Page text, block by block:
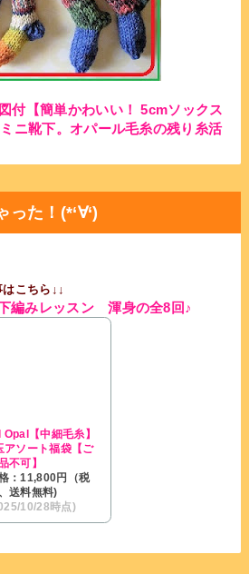
付【簡単かわいい！ 5cmソックス
ニ靴下。オパール毛糸の残り糸活
った！(*‘∀‘)
こちら↓↓
編みレッスン 渾身の全8回♪
【中細毛糸】
アソート福袋【ご
不可】
：11,800円（税
送料無料)
10/28時点)